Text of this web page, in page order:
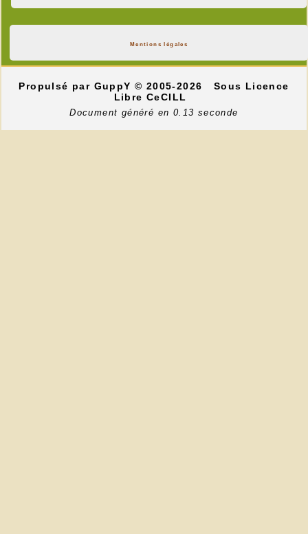
Mentions légales
Propulsé par GuppY© 2005-2026
Sous Licence
Libre CeCILL
Document généré en 0.13 seconde